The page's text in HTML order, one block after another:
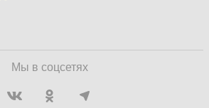
Мы в соцсетях